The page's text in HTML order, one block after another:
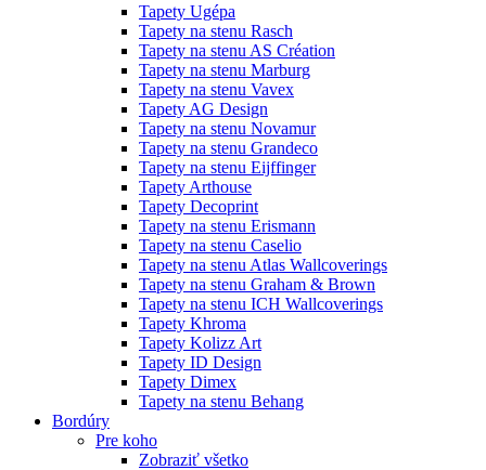
Tapety Ugépa
Tapety na stenu Rasch
Tapety na stenu AS Création
Tapety na stenu Marburg
Tapety na stenu Vavex
Tapety AG Design
Tapety na stenu Novamur
Tapety na stenu Grandeco
Tapety na stenu Eijffinger
Tapety Arthouse
Tapety Decoprint
Tapety na stenu Erismann
Tapety na stenu Caselio
Tapety na stenu Atlas Wallcoverings
Tapety na stenu Graham & Brown
Tapety na stenu ICH Wallcoverings
Tapety Khroma
Tapety Kolizz Art
Tapety ID Design
Tapety Dimex
Tapety na stenu Behang
Bordúry
Pre koho
Zobraziť všetko